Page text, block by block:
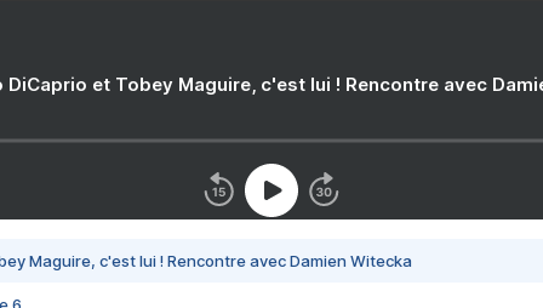
DiCaprio et Tobey Maguire, c'est lui ! Rencontre avec
Maguire, c'est lui ! Rencontre avec Damien Witecka